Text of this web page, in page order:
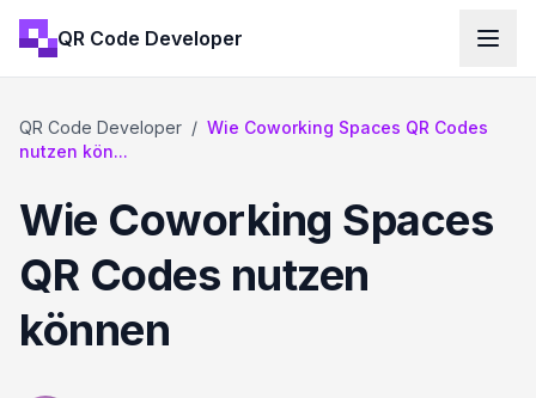
QR Code Developer
QR Code Developer / Wie Coworking Spaces QR Codes
nutzen kön...
Wie Coworking Spaces
QR Codes nutzen
können